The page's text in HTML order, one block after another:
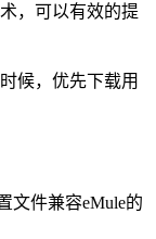
，可以有效的提
候，优先下载用
文件兼容eMule的